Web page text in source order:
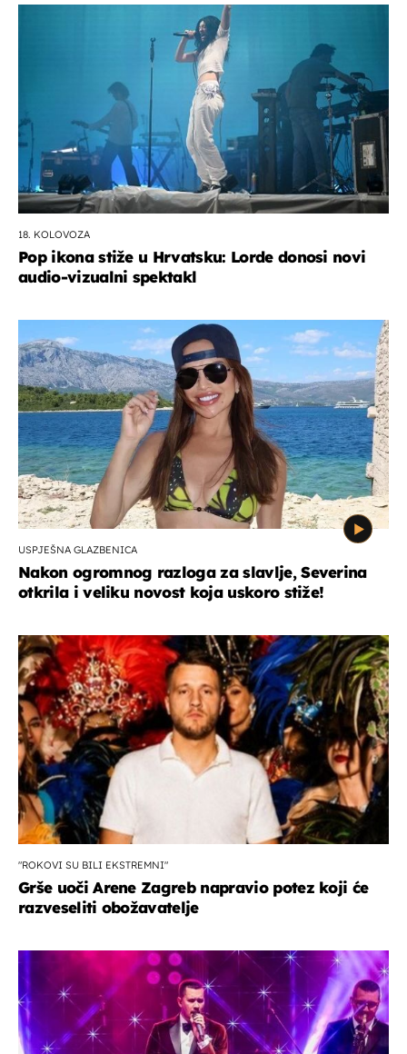
18. KOLOVOZA
Pop ikona stiže u Hrvatsku: Lorde donosi novi
audio-vizualni spektakl
USPJEŠNA GLAZBENICA
Nakon ogromnog razloga za slavlje, Severina
otkrila i veliku novost koja uskoro stiže!
"ROKOVI SU BILI EKSTREMNI"
Grše uoči Arene Zagreb napravio potez koji će
razveseliti obožavatelje